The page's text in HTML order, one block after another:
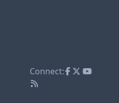
Connect: